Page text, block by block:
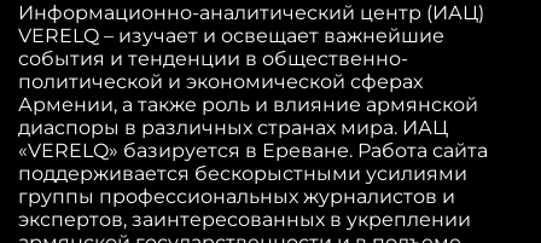
Информационно-аналитический центр (ИАЦ)
VERELQ – изучает и освещает важнейшие
события и тенденции в общественно-
политической и экономической сферах
Армении, а также роль и влияние армянской
диаспоры в различных странах мира. ИАЦ
«VERELQ» базируется в Ереване. Работа сайта
поддерживается бескорыстными усилиями
группы профессиональных журналистов и
экспертов, заинтересованных в укреплении